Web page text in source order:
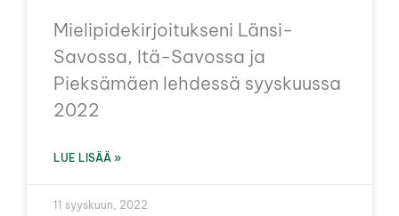
Mielipidekirjoitukseni Länsi-
Savossa, Itä-Savossa ja
Pieksämäen lehdessä syyskuussa
2022
LUE LISÄÄ »
11 syyskuun, 2022